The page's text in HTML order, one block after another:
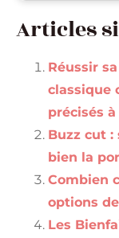
Articles
Réussir
classique
précisés
Buzz cut
bien la
Combien
options
Les